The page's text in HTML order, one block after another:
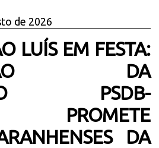
de 2026
LUÍS EM FESTA:
DA
PSDB-
PROMETE
DA